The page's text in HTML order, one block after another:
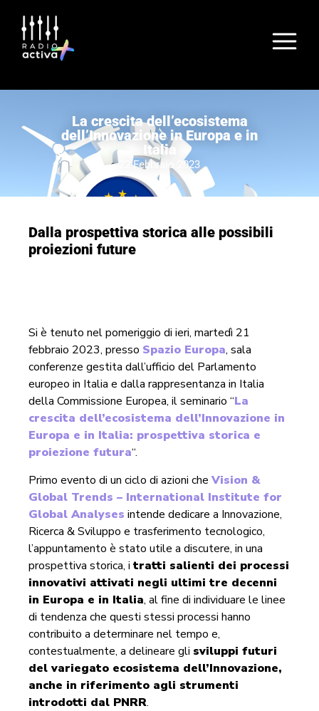
La crescita dell’ecosistema
dell’Innovazione in Europa e in
Italia
22 Febbraio 2023
Dalla prospettiva storica alle possibili
proiezioni future
Si è tenuto nel pomeriggio di ieri, martedì 21
febbraio 2023, presso Spazio Europa, sala
conferenze gestita dall’ufficio del Parlamento
europeo in Italia e dalla rappresentanza in Italia
della Commissione Europea, il seminario “La
crescita dell’ecosistema dell’Innovazione in
Europa e in Italia: prospettiva storica e
proiezione futura“.
Primo evento di un ciclo di azioni che Vision &
Global Trends – International Institute for
Global Analyses intende dedicare a Innovazione,
Ricerca & Sviluppo e trasferimento tecnologico,
l’appuntamento è stato utile a discutere, in una
prospettiva storica, i tratti salienti dei processi
innovativi attivati negli ultimi tre decenni
in Europa e in Italia, al fine di individuare le linee
di tendenza che questi stessi processi hanno
contribuito a determinare nel tempo e,
contestualmente, a delineare gli sviluppi futuri
del variegato ecosistema dell’Innovazione,
anche in riferimento agli strumenti
introdotti dal PNRR.